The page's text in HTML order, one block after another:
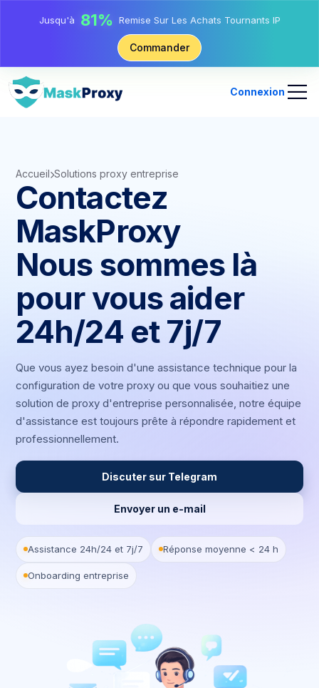
Jusqu'à 17%De Remise Bonus Sur Les Recharges
Remise Sur Les Achats Statiques IP
Commander
Connexion
Accueil Solutions proxy entreprise
Contactez
MaskProxy
Nous sommes là
pour vous aider
24h/24 et 7j/7
Que vous ayez besoin d'une assistance technique pour la
configuration de votre proxy ou que vous souhaitiez une
solution de proxy d'entreprise personnalisée, notre équipe
d'assistance est toujours prête à répondre rapidement et
professionnellement.
Discuter sur Telegram
Envoyer un e-mail
Assistance 24h/24 et 7j/7 Réponse moyenne < 24 h
Onboarding entreprise